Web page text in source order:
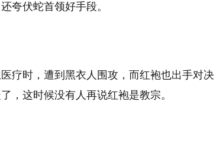
夸伏蛇首领好手段。
疗时，遭到黑衣人围攻，而红袍也出手对决
，这时候没有人再说红袍是教宗。